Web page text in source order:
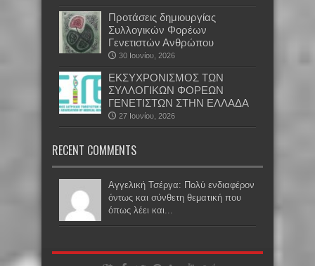
Προτάσεις δημιουργίας
Συλλογικών Φορέων
Γενετιστών Ανθρώπου
30 Ιουνίου, 2026
EKΣΥΧΡΟΝΙΣΜΟΣ ΤΩΝ
ΣΥΛΛΟΓΙΚΩΝ ΦΟΡΕΩΝ
ΓΕΝΕΤΙΣΤΩΝ ΣΤΗΝ ΕΛΛΑΔΑ
27 Ιουνίου, 2026
RECENT COMMENTS
Αγγελική Τσέργα: Πολύ ενδιαφέρον
όντως και σύνθετη θεματική που
όπως λέει και...